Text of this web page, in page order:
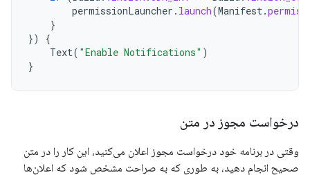
permissionLauncher . launch(Manifest.
}
})
{
Text( "Enable Notifications" )
}
درخواست مجوز در متن
وقتی در برنامه خود درخواست مجوز اعلان می‌کنید، این کار را در متن
صحیح انجام دهید، به طوری که به صراحت مشخص شود که اعلان‌ها